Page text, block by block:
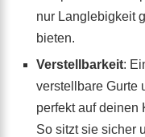
nur Langlebigkeit
bieten.
Verstellbarkeit:
verstellbare Gurte
perfekt auf deinen
So sitzt sie sicher